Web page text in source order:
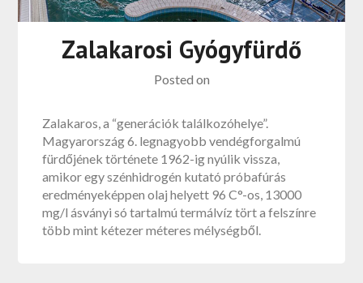
Zalakarosi Gyógyfürdő
Posted on
Zalakaros, a “generációk találkozóhelye”.
Magyarország 6. legnagyobb vendégforgalmú
fürdőjének története 1962-ig nyúlik vissza,
amikor egy szénhidrogén kutató próbafúrás
eredményeképpen olaj helyett 96 C°-os, 13000
mg/l ásványi só tartalmú termálvíz tört a felszínre
több mint kétezer méteres mélységből.